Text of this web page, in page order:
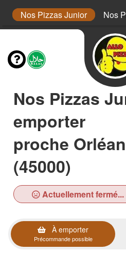
Nos Pizzas Junior Nos
Nos Pizzas
emporter
proche
(45000)
Actuellement fermé...
À emporter
Précommande possible